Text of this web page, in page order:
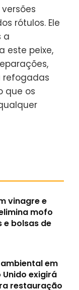
rótulos. Ele
a
este peixe,
que os
vinagre e
mofo
e bolsas de
em
Unido exigirá
restauração